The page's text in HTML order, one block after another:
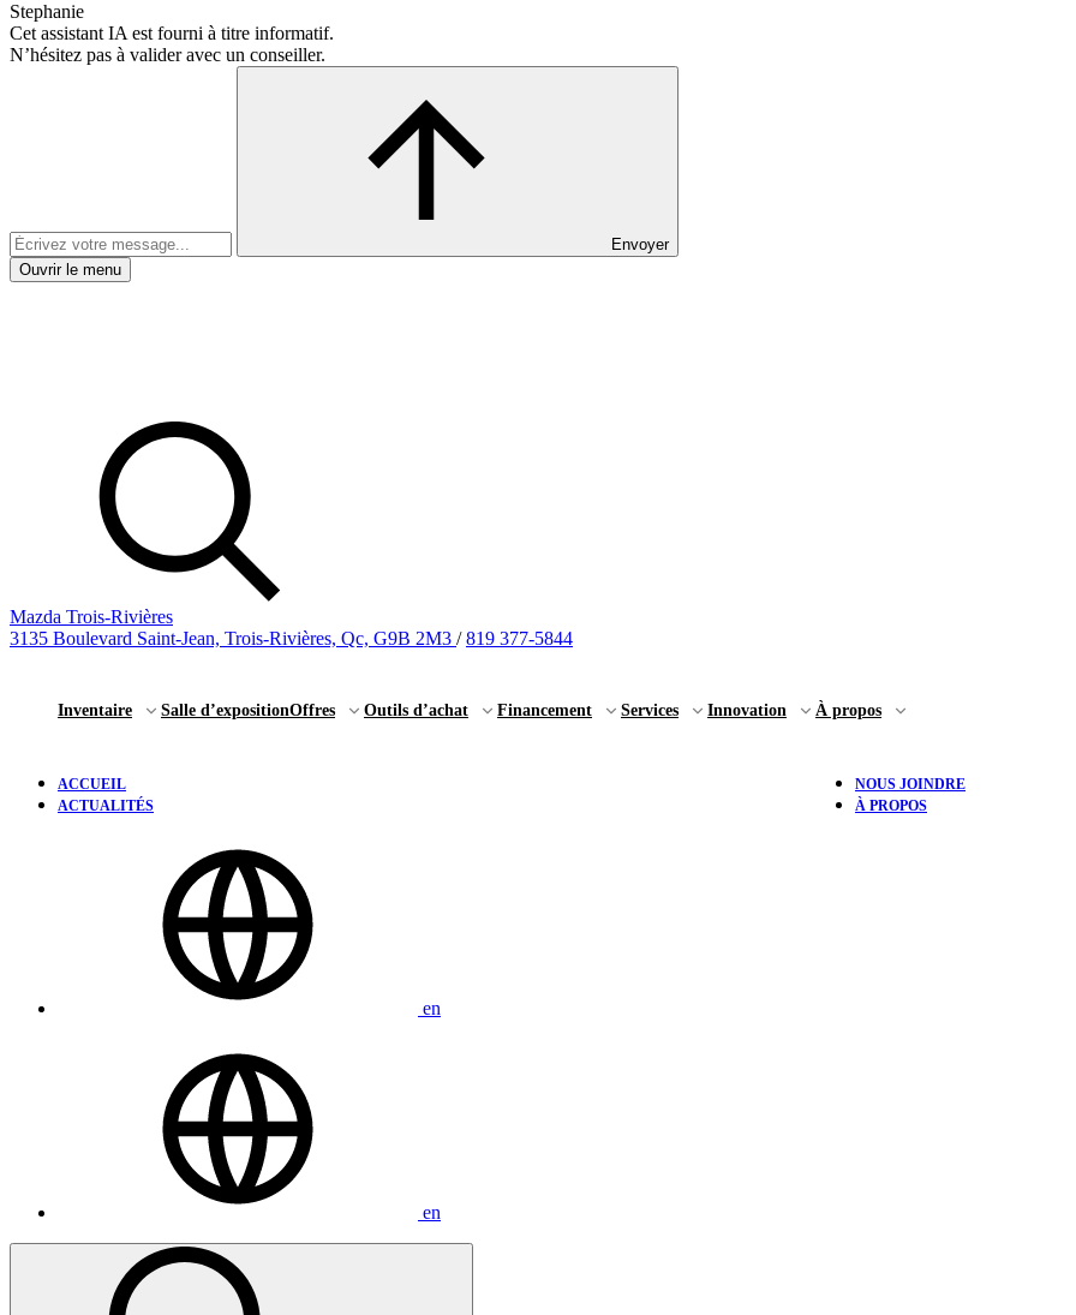
Stephanie
Cet assistant IA est fourni à titre informatif.
N’hésitez pas à valider avec un conseiller.
Envoyer
Ouvrir le menu
Mazda Trois-Rivières
3135 Boulevard Saint-Jean, Trois-Rivières, Qc, G9B 2M3 / 819 377-5844
Inventaire Salle d’expositionOffres Outils d’achat Financement Services Innovation À propos
ACCUEIL
NOUS JOINDRE
ACTUALITÉS
À PROPOS
en
en